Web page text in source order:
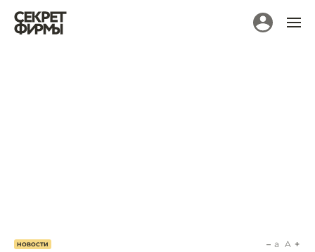
НОВОСТИ a A